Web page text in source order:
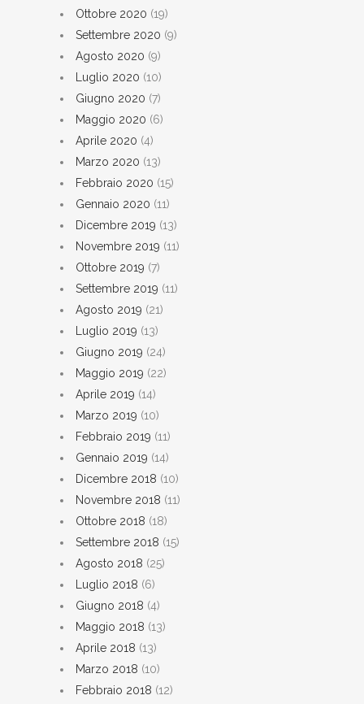
Ottobre 2020 (19)
Settembre 2020 (9)
Agosto 2020 (9)
Luglio 2020 (10)
Giugno 2020 (7)
Maggio 2020 (6)
Aprile 2020 (4)
Marzo 2020 (13)
Febbraio 2020 (15)
Gennaio 2020 (11)
Dicembre 2019 (13)
Novembre 2019 (11)
Ottobre 2019 (7)
Settembre 2019 (11)
Agosto 2019 (21)
Luglio 2019 (13)
Giugno 2019 (24)
Maggio 2019 (22)
Aprile 2019 (14)
Marzo 2019 (10)
Febbraio 2019 (11)
Gennaio 2019 (14)
Dicembre 2018 (10)
Novembre 2018 (11)
Ottobre 2018 (18)
Settembre 2018 (15)
Agosto 2018 (25)
Luglio 2018 (6)
Giugno 2018 (4)
Maggio 2018 (13)
Aprile 2018 (13)
Marzo 2018 (10)
Febbraio 2018 (12)